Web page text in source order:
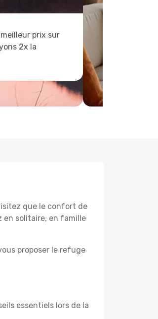
prix sur
2x la
que le confort de
en solitaire, en famille
proposer le refuge
essentiels lors de la